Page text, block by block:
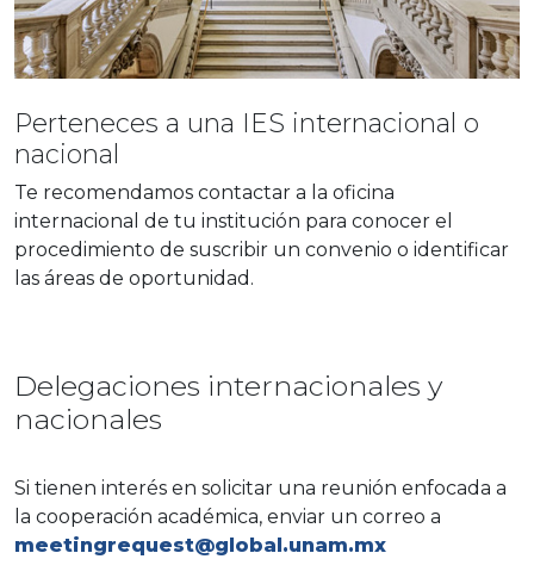
Perteneces a una IES internacional o
nacional
Te recomendamos contactar a la oficina
internacional de tu institución para conocer el
procedimiento de suscribir un convenio o identificar
las áreas de oportunidad.
Delegaciones internacionales y
nacionales
Si tienen interés en solicitar una reunión enfocada a
la cooperación académica, enviar un correo a
meetingrequest@global.unam.mx